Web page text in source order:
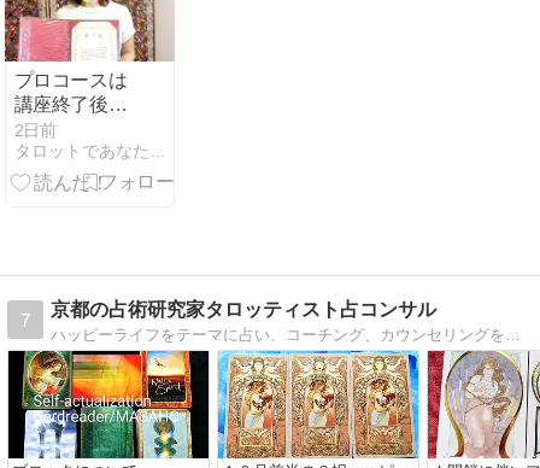
プロコースは
講座終了後も
１年間のフォ
ローがありま
す
2日前
7
京都の占術研究家タロッティスト占コンサル